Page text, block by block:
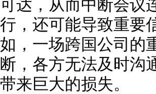
可达，从而中断会议
行，还可能导致重要
如，一场跨国公司的
断，各方无法及时沟
带来巨大的损失。